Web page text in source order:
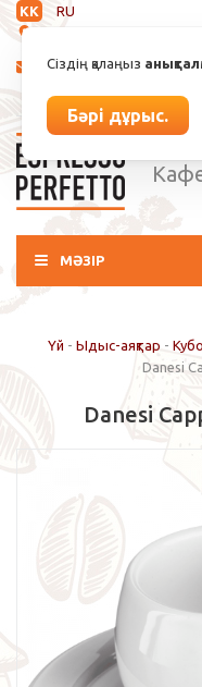
KK
RU
Сіздің қалаңыз
Бәрі дұрыс.
МӘЗІР
Үй - Ыдыс-аяқтар -
Danesi
Danesi